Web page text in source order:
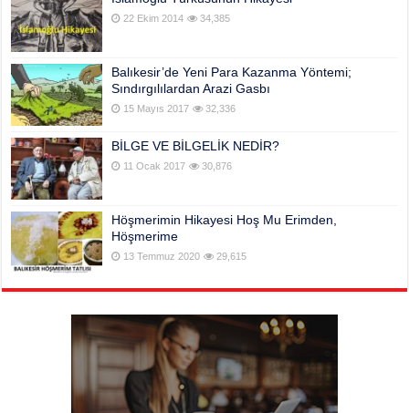
22 Ekim 2014 34,385
Balıkesir’de Yeni Para Kazanma Yöntemi;
Sındırgılılardan Arazi Gasbı
15 Mayıs 2017 32,336
BİLGE VE BİLGELİK NEDİR?
11 Ocak 2017 30,876
Höşmerimin Hikayesi Hoş Mu Erimden,
Höşmerime
13 Temmuz 2020 29,615